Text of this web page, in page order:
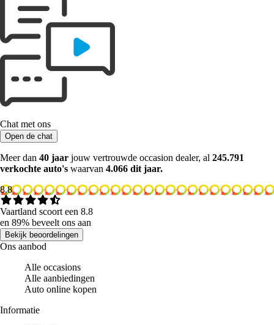
Chat met ons
Open de chat
Meer dan 40 jaar jouw vertrouwde occasion dealer, al 245.791
verkochte auto's waarvan 4.066 dit jaar.
8.8
Vaartland scoort een 8.8
en 89% beveelt ons aan
Bekijk beoordelingen
Ons aanbod
Alle occasions
Alle aanbiedingen
Auto online kopen
Informatie